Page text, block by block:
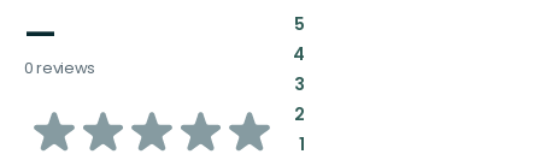
—
0 reviews
z
5:
4:
3:
2:
1: